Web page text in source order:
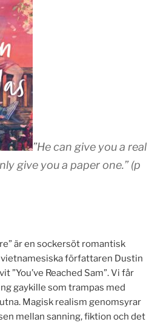
”He can give you a real
give you a paper one.” (p
är en sockersöt romantisk
författaren Dustin
”You’ve Reached Sam”. Vi får
gaykille som trampas med
Magisk realism genomsyrar
mellan sanning, fiktion och det